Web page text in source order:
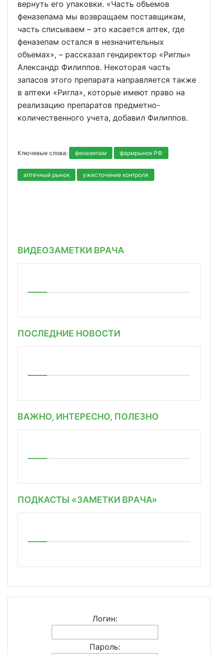
вернуть его упаковки. «Часть объемов
феназепама мы возвращаем поставщикам,
часть списываем – это касается аптек, где
феназепам остался в незначительных
объемах», – рассказал гендиректор «Риглы»
Александр Филиппов. Некоторая часть
запасов этого препарата направляется также
в аптеки «Ригла», которые имеют право на
реализацию препаратов предметно-
количественного учета, добавил Филиппов.
Ключевые слова: феназепам фармрынок РФ
аптечный рынок ужесточение контроля
ВИДЕОЗАМЕТКИ ВРАЧА
ПОСЛЕДНИЕ НОВОСТИ
ВАЖНО, ИНТЕРЕСНО, ПОЛЕЗНО
ПОДКАСТЫ «ЗАМЕТКИ ВРАЧА»
Логин:
Пароль: